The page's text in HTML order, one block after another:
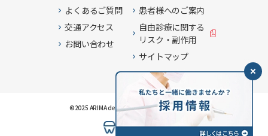
よくあるご質問
交通アクセス
お問い合わせ
患者様へのご案内
自由診療に関する
リスク・副作用
サイトマップ
©2025 ARIMA dental clinic . all rights reserved.